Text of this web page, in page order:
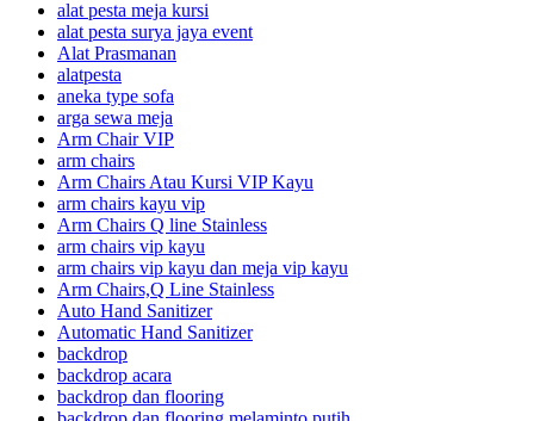
alat pesta meja kursi
alat pesta surya jaya event
Alat Prasmanan
alatpesta
aneka type sofa
arga sewa meja
Arm Chair VIP
arm chairs
Arm Chairs Atau Kursi VIP Kayu
arm chairs kayu vip
Arm Chairs Q line Stainless
arm chairs vip kayu
arm chairs vip kayu dan meja vip kayu
Arm Chairs,Q Line Stainless
Auto Hand Sanitizer
Automatic Hand Sanitizer
backdrop
backdrop acara
backdrop dan flooring